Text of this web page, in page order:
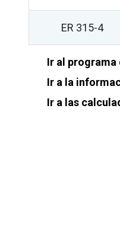
ER 315-4
Ir al programa
Ir a la
Ir a las